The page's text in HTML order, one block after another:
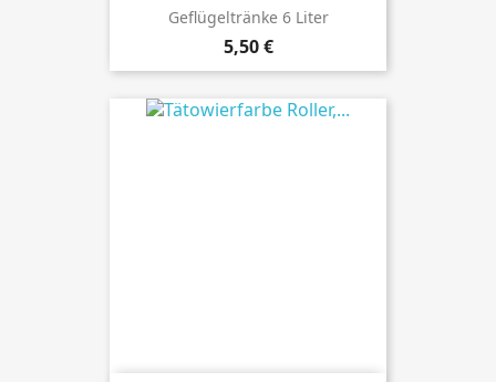
Geflügeltränke 6 Liter
Preis
5,50 €